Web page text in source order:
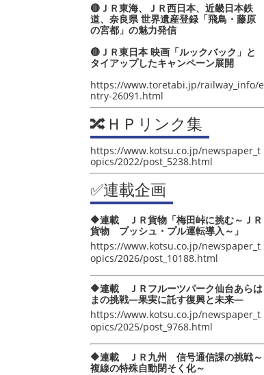
🔴ＪＲ東海、ＪＲ西日本、近畿日本鉄
道、奈良県 世界遺産登録「飛鳥・藤原
の宮都」の魅力発信
🔴ＪＲ東日本 映画「ルックバック」と
タイアップしたキャンペーン展開
https://www.toretabi.jp/railway_info/e
ntry-26091.html
🔀ＨＰリンク集
https://www.kotsu.co.jp/newspaper_t
opics/2022/post_5238.html
✅連載企画
🔶連載 ＪＲ貨物「梅田峠に挑む～ＪＲ
貨物 プッシュ・プル運転導入～」
https://www.kotsu.co.jp/newspaper_t
opics/2026/post_10188.html
🔶連載 ＪＲフルーツパーク仙台あらは
まの挑戦―果実に託す復興と未来―
https://www.kotsu.co.jp/newspaper_t
opics/2025/post_9768.html
🔶連載 ＪＲ九州 信号通信課の挑戦～
複線の特殊自動閉そく化～